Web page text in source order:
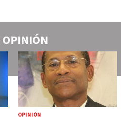
OPINIÓN
OPINIÓN